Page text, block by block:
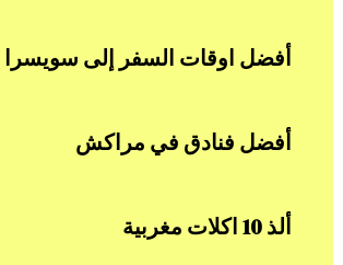
أفضل اوقات السفر إلى سويسرا
أفضل فنادق في مراكش
ألذ 10 اكلات مغربية